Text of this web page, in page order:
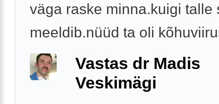
väga raske minna.kuigi talle
meeldib.nüüd ta oli
Vastas dr Madis
Veskimägi